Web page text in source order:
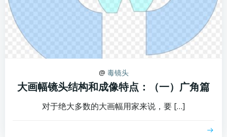
@ 毒镜头
大画幅镜头结构和成像特点：（一）广角篇
对于绝大多数的大画幅用家来说，要 […]